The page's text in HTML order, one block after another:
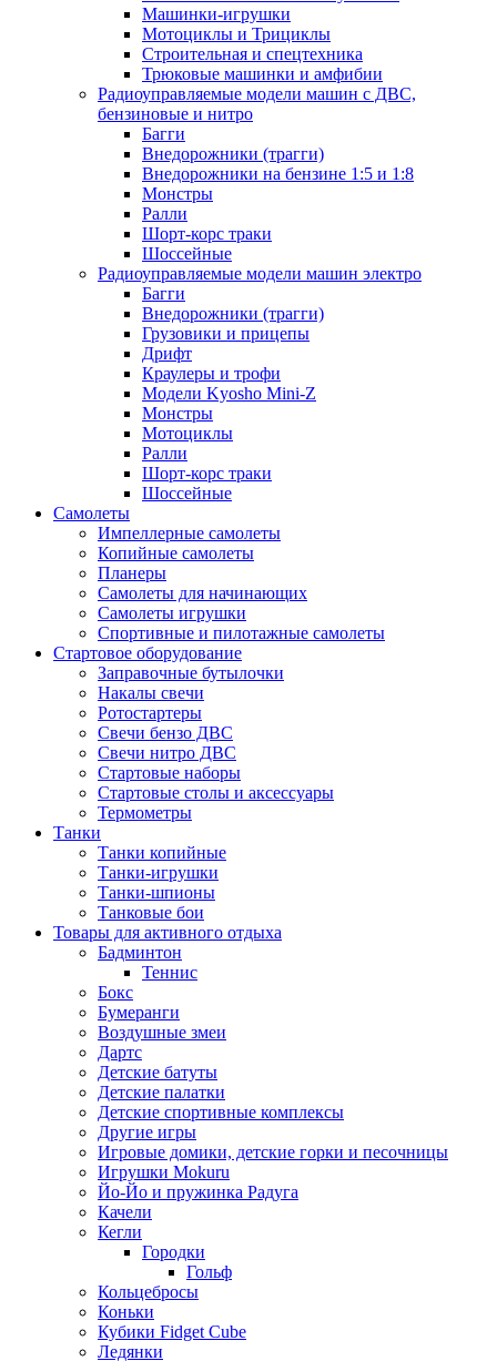
Машинки-игрушки
Мотоциклы и Трициклы
Строительная и спецтехника
Трюковые машинки и амфибии
Радиоуправляемые модели машин с ДВС,
бензиновые и нитро
Багги
Внедорожники (трагги)
Внедорожники на бензине 1:5 и 1:8
Монстры
Ралли
Шорт-корс траки
Шоссейные
Радиоуправляемые модели машин электро
Багги
Внедорожники (трагги)
Грузовики и прицепы
Дрифт
Краулеры и трофи
Модели Kyosho Mini-Z
Монстры
Мотоциклы
Ралли
Шорт-корс траки
Шоссейные
Самолеты
Импеллерные самолеты
Копийные самолеты
Планеры
Самолеты для начинающих
Самолеты игрушки
Спортивные и пилотажные самолеты
Стартовое оборудование
Заправочные бутылочки
Накалы свечи
Ротостартеры
Свечи бензо ДВС
Свечи нитро ДВС
Стартовые наборы
Стартовые столы и аксессуары
Термометры
Танки
Танки копийные
Танки-игрушки
Танки-шпионы
Танковые бои
Товары для активного отдыха
Бадминтон
Теннис
Бокс
Бумеранги
Воздушные змеи
Дартс
Детские батуты
Детские палатки
Детские спортивные комплексы
Другие игры
Игровые домики, детские горки и песочницы
Игрушки Mokuru
Йо-Йо и пружинка Радуга
Качели
Кегли
Городки
Гольф
Кольцебросы
Коньки
Кубики Fidget Cube
Ледянки